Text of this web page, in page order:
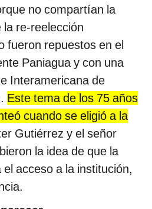
no compartían la
re-reelección
fueron repuestos en el
Paniagua y con una
Interamericana de
Este tema de los 75 años
cuando se eligió a la
Gutiérrez y el señor
la idea de que la
acceso a la institución,